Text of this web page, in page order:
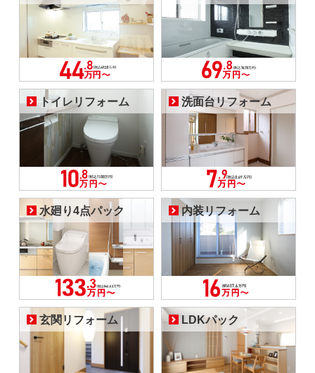
トイレリフォーム 洗面台リフォーム
水廻り4点パック 内装リフォーム
玄関リフォーム LDKパック